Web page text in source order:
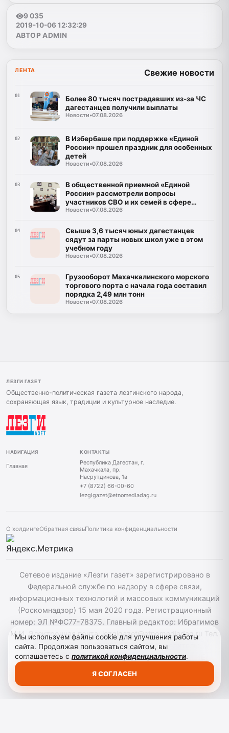
9 035
2019-10-06 12:32:29
АВТОР ADMIN
ЛЕНТА Свежие новости
01
Более 80 тысяч пострадавших из-за ЧС
дагестанцев получили выплаты
Новости•07.08.2026
02
В Избербаше при поддержке «Единой
России» прошел праздник для особенных
детей
Новости•07.08.2026
03
В общественной приемной «Единой
России» рассмотрели вопросы
участников СВО и их семей в сфере
образования
Новости•07.08.2026
04
Свыше 3,6 тысяч юных дагестанцев
сядут за парты новых школ уже в этом
учебном году
Новости•07.08.2026
05
Грузооборот Махачкалинского морского
торгового порта с начала года составил
порядка 2,49 млн тонн
Новости•07.08.2026
ЛЕЗГИ ГАЗЕТ
Общественно-политическая газета лезгинского народа,
сохраняющая язык, традиции и культурное наследие.
НАВИГАЦИЯ
Главная
КОНТАКТЫ
Республика Дагестан, г.
Махачкала, пр.
Насрутдинова, 1а
+7 (8722) 66-00-60
lezgigazet@etnomediadag.ru
О холдингеОбратная связьПолитика конфиденциальности
Сетевое издание «Лезги газет» зарегистрировано в
Федеральной службе по надзору в сфере связи,
информационных технологий и массовых коммуникаций
(Роскомнадзор) 15 мая 2020 года. Регистрационный
номер: ЭЛ №ФС77-78375. Главный редактор: Ибрагимов
М.И. Электронная почта: lezgigazet@etnomediadag.ru Тел.
гл. редактора: +7 (8722) 66-00-60 Учредитель:
ГОСУДАРСТВЕННОЕ БЮДЖЕТНОЕ УЧРЕЖДЕНИЕ
Мы используем файлы cookie для улучшения работы
сайта. Продолжая пользоваться сайтом, вы
соглашаетесь с политикой конфиденциальности.
Я СОГЛАСЕН